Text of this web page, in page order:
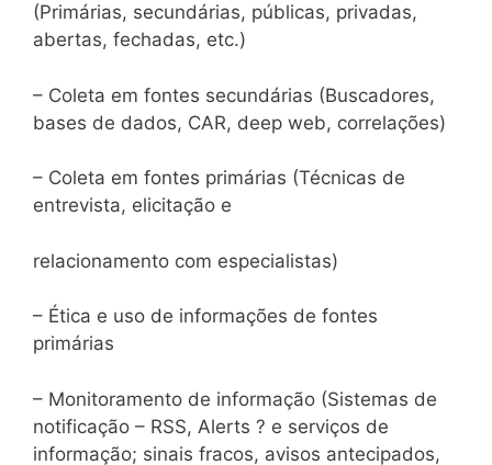
(Primárias, secundárias, públicas, privadas,
abertas, fechadas, etc.)
– Coleta em fontes secundárias (Buscadores,
bases de dados, CAR, deep web, correlações)
– Coleta em fontes primárias (Técnicas de
entrevista, elicitação e
relacionamento com especialistas)
– Ética e uso de informações de fontes
primárias
– Monitoramento de informação (Sistemas de
notificação – RSS, Alerts ? e serviços de
informação; sinais fracos, avisos antecipados,